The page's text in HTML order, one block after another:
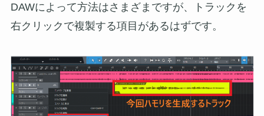
DAWによって方法はさまざまですが、トラックを
右クリックで複製する項目があるはずです。